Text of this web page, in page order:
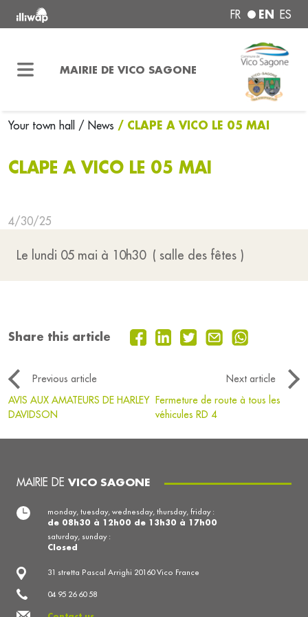
FR EN ES
MAIRIE DE VICO SAGONE
Your town hall / News / CLAPE A VICO LE 05 MAI
CLAPE A VICO LE 05 MAI
4/30/25
Le lundi 05 mai à 10h30 ( salle des fêtes )
Share this article
Previous article
Next article
AVIS AUX AMATEURS DE HARLEY
DAVIDSON
Fermeture de route à tous les
véhicules RD 4
MAIRIE DE VICO SAGONE
31 stretta Pascal Arrighi 20160 Vico France
04 95 26 60 58
monday, tuesday, wednesday, thursday, friday :
de 08h30 à 12h00 de 13h30 à 17h00
saturday, sunday :
Closed